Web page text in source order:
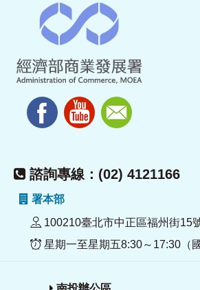
諮詢專線：(02) 4121166
署本部
100210臺北市中正區福州街15
星期一至星期五8:30～17:30（